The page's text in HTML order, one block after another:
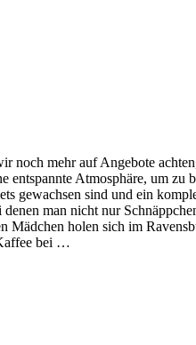
noch mehr auf Angebote
Atmosphäre, um zu
gewachsen sind und ein
man nicht nur
holen sich im
bei …